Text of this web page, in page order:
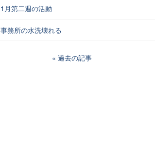
1月第二週の活動
事務所の水洗壊れる
過去の記事